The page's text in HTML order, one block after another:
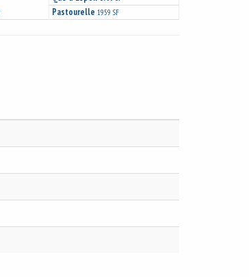
Pastourelle 1959 SF